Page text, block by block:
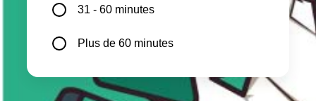
31 - 60 minutes
Plus de 60 minutes